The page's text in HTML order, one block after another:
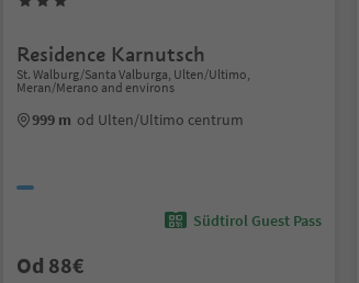
Residence Karnutsch
St. Walburg/Santa Valburga, Ulten/Ultimo,
Meran/Merano and environs
999 m od Ulten/Ultimo centrum
Südtirol Guest Pass
Od 88€